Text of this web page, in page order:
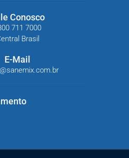
Conosco
711 7000
Brasil
E-Mail